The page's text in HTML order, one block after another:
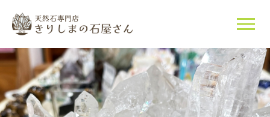
当店について
天然石について